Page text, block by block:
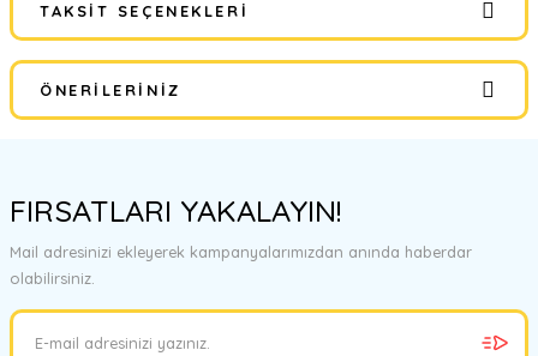
Bu ürüne ilk yorumu siz yapın!
Yorum Yaz
TAKSIT SEÇENEKLERI
ÖNERILERINIZ
tarafımıza iletebilirsiniz.
Görüş ve önerileriniz için teşekkür ederiz.
Ürün resmi kalitesiz, bozuk veya görüntülenemiyor.
FIRSATLARI YAKALAYIN!
Mail adresinizi ekleyerek kampanyalarımızdan anında haberdar
olabilirsiniz.